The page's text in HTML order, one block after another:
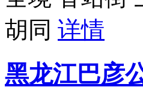
胡同 详情
黑龙江巴彦